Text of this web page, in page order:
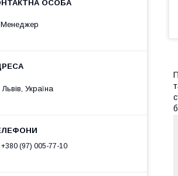
Менеджер
Львів, Україна
+380 (97) 005-77-10